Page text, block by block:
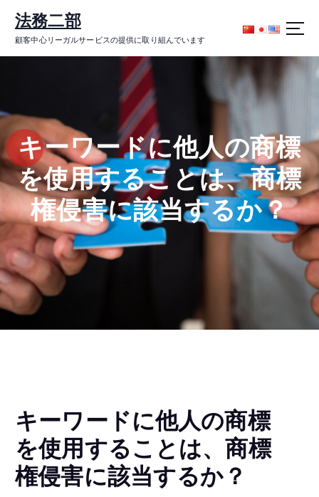
ン
キ
ッ
プ
法務二部
顧客中心リーガルサービスの提供に取り組んでいます
キーワードに他人の商標
を使用することは、商標
権侵害に該当するか？
キーワードに他人の商標
を使用することは、商標
権侵害に該当するか？